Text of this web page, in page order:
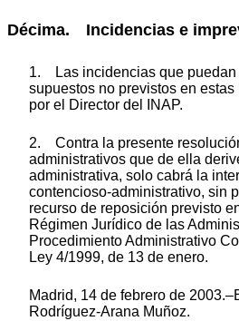
Décima. Incidencias e
1. Las incidencias que puedan
supuestos no previstos en
por el Director del INAP.
2. Contra la presente
administrativos que de ella
administrativa, solo cabrá la
contencioso-administrativo, sin
recurso de reposición previsto
Régimen Jurídico de las
Procedimiento Administrativo
Ley 4/1999, de 13 de enero.
Madrid, 14 de febrero de
Rodríguez-Arana Muñoz.